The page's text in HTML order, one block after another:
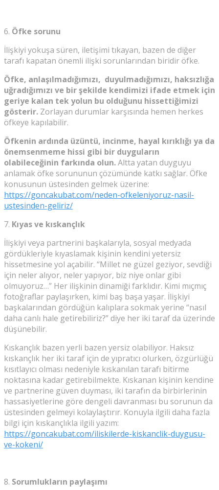
6. Öfke sorunu
İlişkiyi yokuşa süren, iletişimi tıkayan, bazen de diğer
tarafı kapatan önemli ilişki sorunlarından biridir öfke.
Öfke, anlaşılmadığımızı, duyulmadığımızı, haksızlığa
uğradığımızı ve bir şekilde kendimizi ifade etmek için
geriye kalan tek yolun bu olduğunu hissettiğimizi
gösterir. Zorlayan durumlar karşısında hemen herkes
öfkeye kapılabilir.
Öfkenin ardında üzüntü, incinme, hayal kırıklığı ya da
önemsenmeme hissi gibi bir duyguların
olabileceğinin farkında olun.Altta yatan duyguyu
anlamak öfke sorununun çözümünde katkı sağlar. Öfke
konusunun üstesinden gelmek üzerine:
https://goncakubat.com/neden-ofkeleniyoruz-nasil-
ustesinden-geliriz/
7. Kıyas ve kıskançlık
İlişkiyi veya partnerini başkalarıyla, sosyal medyada
gördükleriyle kıyaslamak kişinin kendini yetersiz
hissetmesine yol açabilir. “Millet ne güzel geziyor, sevdiği
için neler alıyor, neler yapıyor, biz niye onlar gibi
olmuyoruz…” Her ilişkinin dinamiği farklıdır. Kimi mıçmıç
fotoğraflar paylaşırken, kimi baş başa yaşar. İlişkiyi
başkalarından gördüğün kalıplara sokmak yerine “nasıl
daha canlı hale getirebiliriz?” diye her iki taraf da üzerinde
düşünebilir.
Kıskançlık bazen yerli bazen yersiz olabiliyor. Haksız
kıskançlık her iki taraf için de yıpratıcı olurken, özgürlüğü
kısıtlayıcı olması nedeniyle kıskanılan tarafı bitirme
noktasına kadar getirebilmekte. Kıskanan kişinin kendine
ve partnerine güven duyması, iki tarafın da birbirlerinin
hassasiyetlerine göre dengeli davranması bu sorunun da
üstesinden gelmeyi kolaylaştırır. Konuyla ilgili daha fazla
bilgi için kıskançlıkla ilgili yazım:
https://goncakubat.com/iliskilerde-kiskanclik-duygusu-
ve-kokeni/
8. Sorumlukların paylaşımı